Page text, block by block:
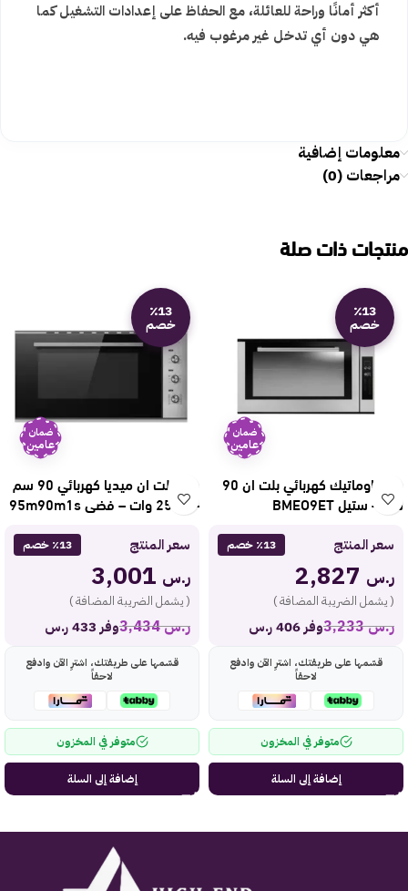
أكثر أمانًا وراحة للعائلة، مع الحفاظ على إعدادات التشغيل كما
هي دون أي تدخل غير مرغوب فيه.
معلومات إضافية
مراجعات (0)
منتجات ذات صلة
٪13
خصم
ضمان
عامين
فرن باوماتيك كهربائي بلت ان 90
سم – ستيل BMEO9ET
سعر المنتج ٪13 خصم
ر.س
( يشمل الضريبة المضافة )
ر.س3,233 وفر 406 ر.س
قسّمها على طريقتك، اشترِ الآن وادفع
لاحقاً
متوفر في المخزون
إضافة إلى السلة
٪13
خصم
ضمان
عامين
فرن بلت ان ميديا كهربائي 90 سم
– 2500 وات – فضي 95m90m1s
سعر المنتج ٪13 خصم
ر.س
( يشمل الضريبة المضافة )
ر.س3,434 وفر 433 ر.س
قسّمها على طريقتك، اشترِ الآن وادفع
لاحقاً
متوفر في المخزون
إضافة إلى السلة